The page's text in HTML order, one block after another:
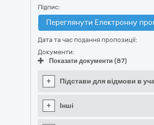
Підпис:
Переглянути Електронну
Дата та час подання пропозиції:
Документи:
Показати документи (87)
+ Підстави для відмови в
+ Інші